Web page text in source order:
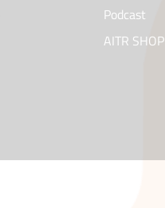
Podcast
AITR SHOP